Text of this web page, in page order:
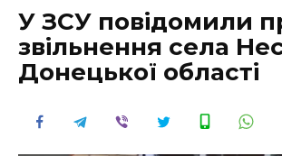
У ЗСУ повідомили
звільнення села
Донецької області